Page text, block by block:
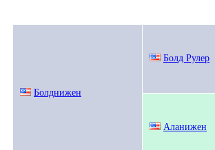
Болднижен
Болд Рулер
Аланижен